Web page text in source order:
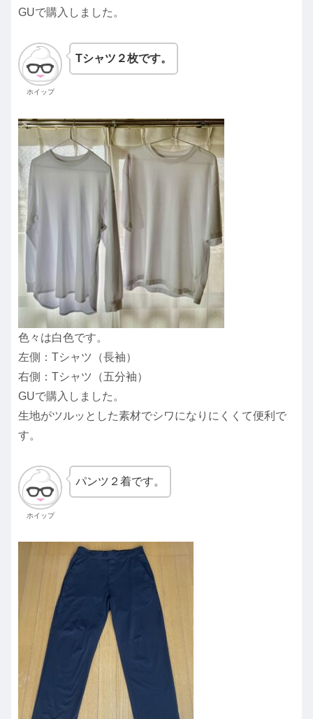
GUで購入しました。
ホイップ
Tシャツ２枚です。
色々は白色です。
左側：Tシャツ（長袖）
右側：Tシャツ（五分袖）
GUで購入しました。
生地がツルッとした素材でシワになりにくくて便利で
す。
ホイップ
パンツ２着です。